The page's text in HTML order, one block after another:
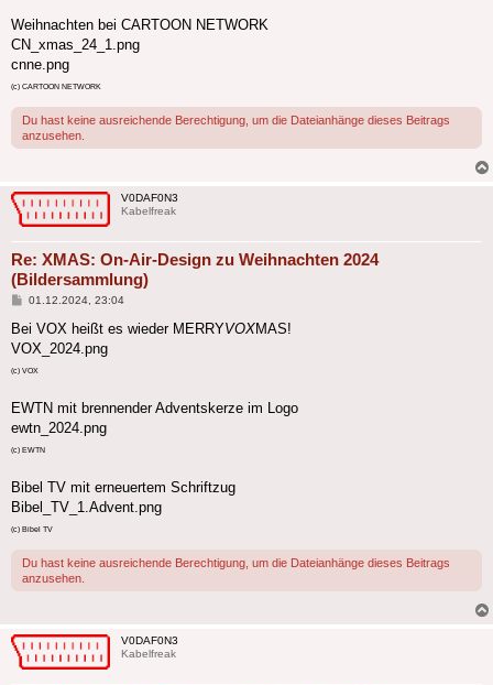
Weihnachten bei CARTOON NETWORK
CN_xmas_24_1.png
cnne.png
(c) CARTOON NETWORK
Du hast keine ausreichende Berechtigung, um die Dateianhänge dieses Beitrags
anzusehen.
V0DAF0N3
Kabelfreak
Re: XMAS: On-Air-Design zu Weihnachten 2024
(Bildersammlung)
Beitrag
01.12.2024, 23:04
Bei VOX heißt es wieder MERRYVOXMAS!
VOX_2024.png
(c) VOX
EWTN mit brennender Adventskerze im Logo
ewtn_2024.png
(c) EWTN
Bibel TV mit erneuertem Schriftzug
Bibel_TV_1.Advent.png
(c) Bibel TV
Du hast keine ausreichende Berechtigung, um die Dateianhänge dieses Beitrags
anzusehen.
V0DAF0N3
Kabelfreak